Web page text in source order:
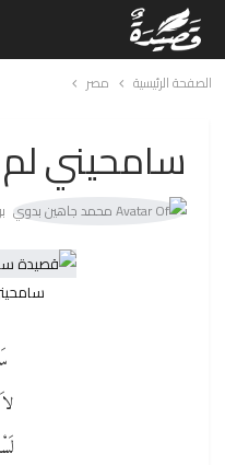
الصفحة الرئيسية مصر
سامحيني